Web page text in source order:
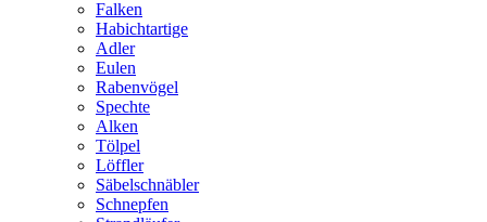
Falken
Habichtartige
Adler
Eulen
Rabenvögel
Spechte
Alken
Tölpel
Löffler
Säbelschnäbler
Schnepfen